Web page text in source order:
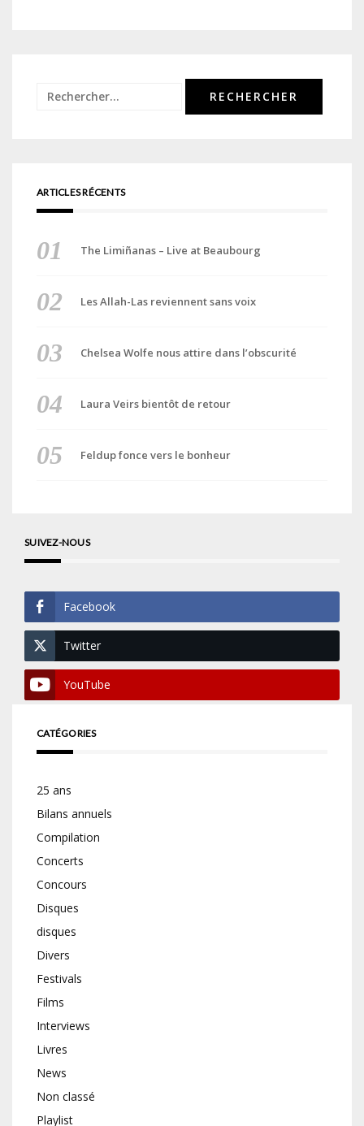
Rechercher :
ARTICLES RÉCENTS
The Limiñanas – Live at Beaubourg
Les Allah-Las reviennent sans voix
Chelsea Wolfe nous attire dans l’obscurité
Laura Veirs bientôt de retour
Feldup fonce vers le bonheur
SUIVEZ-NOUS
Facebook
Twitter
YouTube
CATÉGORIES
25 ans
Bilans annuels
Compilation
Concerts
Concours
Disques
disques
Divers
Festivals
Films
Interviews
Livres
News
Non classé
Playlist